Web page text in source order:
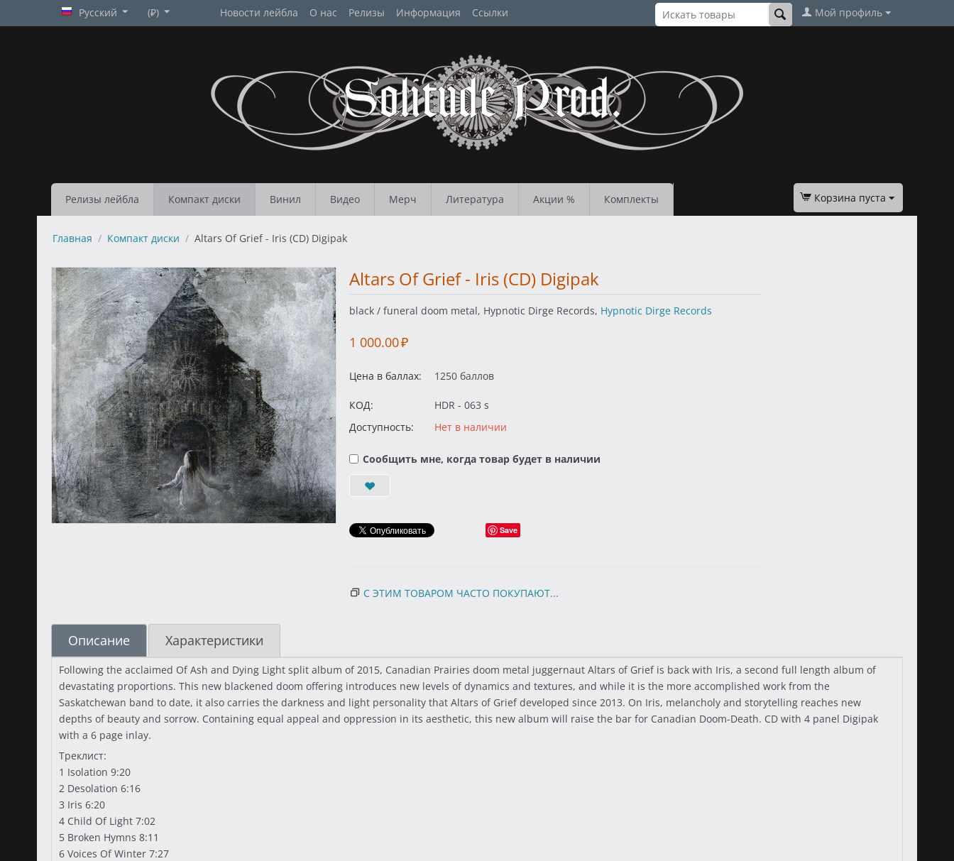
Русский (₽) Новости лейбла О нас Релизы Информация Ссылки Мой профиль
Релизы лейбла Компакт диски Винил Видео Мерч Литература Акции % Комплекты Корзина пуста
Главная / Компакт диски / Altars Of Grief - Iris (CD) Digipak
Altars Of Grief - Iris (CD) Digipak
black / funeral doom metal, Hypnotic Dirge Records, Hypnotic Dirge Records
1 000.00₽
Цена в баллах: 1250 баллов
КОД:
HDR - 063 s
Доступность:
Нет в наличии
Сообщить мне, когда товар будет в наличии
Save
С ЭТИМ ТОВАРОМ ЧАСТО ПОКУПАЮТ...
Описание Характеристики
Following the acclaimed Of Ash and Dying Light split album of 2015, Canadian Prairies doom metal juggernaut Altars of Grief is back with Iris, a second full length album of
devastating proportions. This new blackened doom offering introduces new levels of dynamics and textures, and while it is the more accomplished work from the
Saskatchewan band to date, it also carries the darkness and light personality that Altars of Grief developed since 2013. On Iris, melancholy and storytelling reaches new
depths of beauty and sorrow. Containing equal appeal and oppression in its aesthetic, this new album will raise the bar for Canadian Doom-Death. CD with 4 panel Digipak
with a 6 page inlay.
Треклист:
1 Isolation 9:20
2 Desolation 6:16
3 Iris 6:20
4 Child Of Light 7:02
5 Broken Hymns 8:11
6 Voices Of Winter 7:27